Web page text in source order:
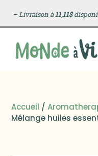
–Livraison à11,11$
Accueil /
Mélange huiles